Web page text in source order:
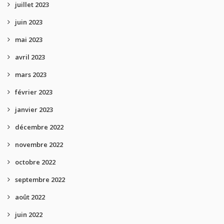
juillet 2023
juin 2023
mai 2023
avril 2023
mars 2023
février 2023
janvier 2023
décembre 2022
novembre 2022
octobre 2022
septembre 2022
août 2022
juin 2022